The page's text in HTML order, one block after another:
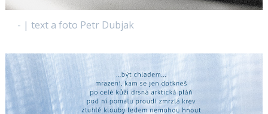
- | text a foto Petr Dubjak